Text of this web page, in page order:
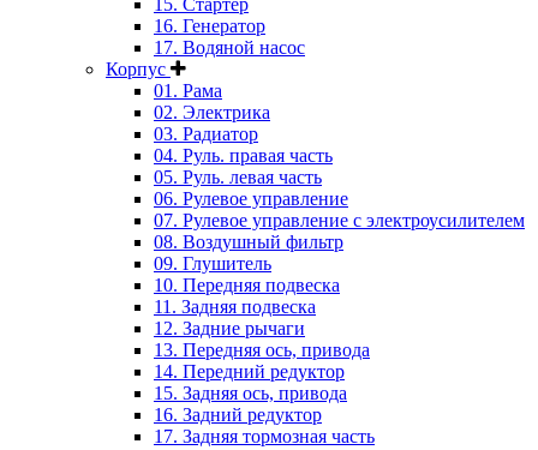
15. Стартер
16. Генератор
17. Водяной насос
Корпус
01. Рама
02. Электрика
03. Радиатор
04. Руль. правая часть
05. Руль. левая часть
06. Рулевое управление
07. Рулевое управление с электроусилителем
08. Воздушный фильтр
09. Глушитель
10. Передняя подвеска
11. Задняя подвеска
12. Задние рычаги
13. Передняя ось, привода
14. Передний редуктор
15. Задняя ось, привода
16. Задний редуктор
17. Задняя тормозная часть